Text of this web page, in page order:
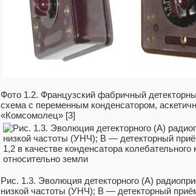
Фото 1.2. Французский фабричный
схема с переменным конденсатором,
«Комсомолец» [3]
Рис. 1.3. Эволюция детекторного (А)
низкой частоты (УНЧ); В — детекторный